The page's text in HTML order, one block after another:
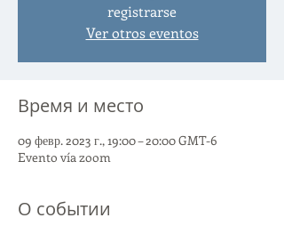
registrarse
Ver otros eventos
Время и место
09 февр. 2023 г., 19:00 – 20:00 GMT-6
Evento vía zoom
О событии